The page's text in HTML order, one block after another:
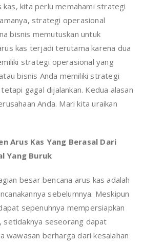
kas, kita perlu memahami strategi
strategi operasional
bisnis memutuskan untuk
kas terjadi terutama karena dua
strategi operasional yang
bisnis Anda memiliki strategi
gagal dijalankan. Kedua alasan
Anda. Mari kita uraikan
Arus Kas Yang Berasal Dari
Yang Buruk
besar bencana arus kas adalah
sebelumnya. Meskipun
sepenuhnya mempersiapkan
setidaknya seseorang dapat
wawasan berharga dari kesalahan